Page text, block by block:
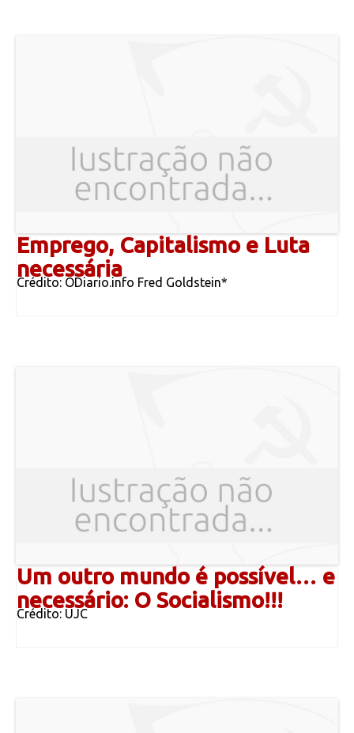
Emprego, Capitalismo e Luta
necessária
Crédito: ODiario.info Fred Goldstein*
Um outro mundo é possível… e
necessário: O Socialismo!!!
Crédito: UJC